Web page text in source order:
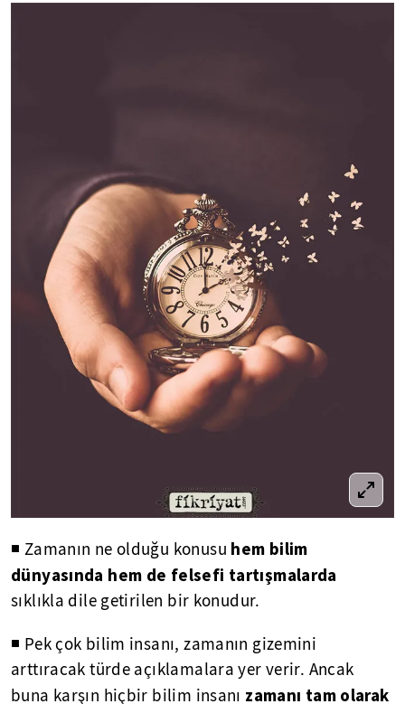
◾ Zamanın ne olduğu konusu hem bilim
dünyasında hem de felsefi tartışmalarda
sıklıkla dile getirilen bir konudur.
◾ Pek çok bilim insanı, zamanın gizemini
arttıracak türde açıklamalara yer verir. Ancak
buna karşın hiçbir bilim insanı zamanı tam olarak